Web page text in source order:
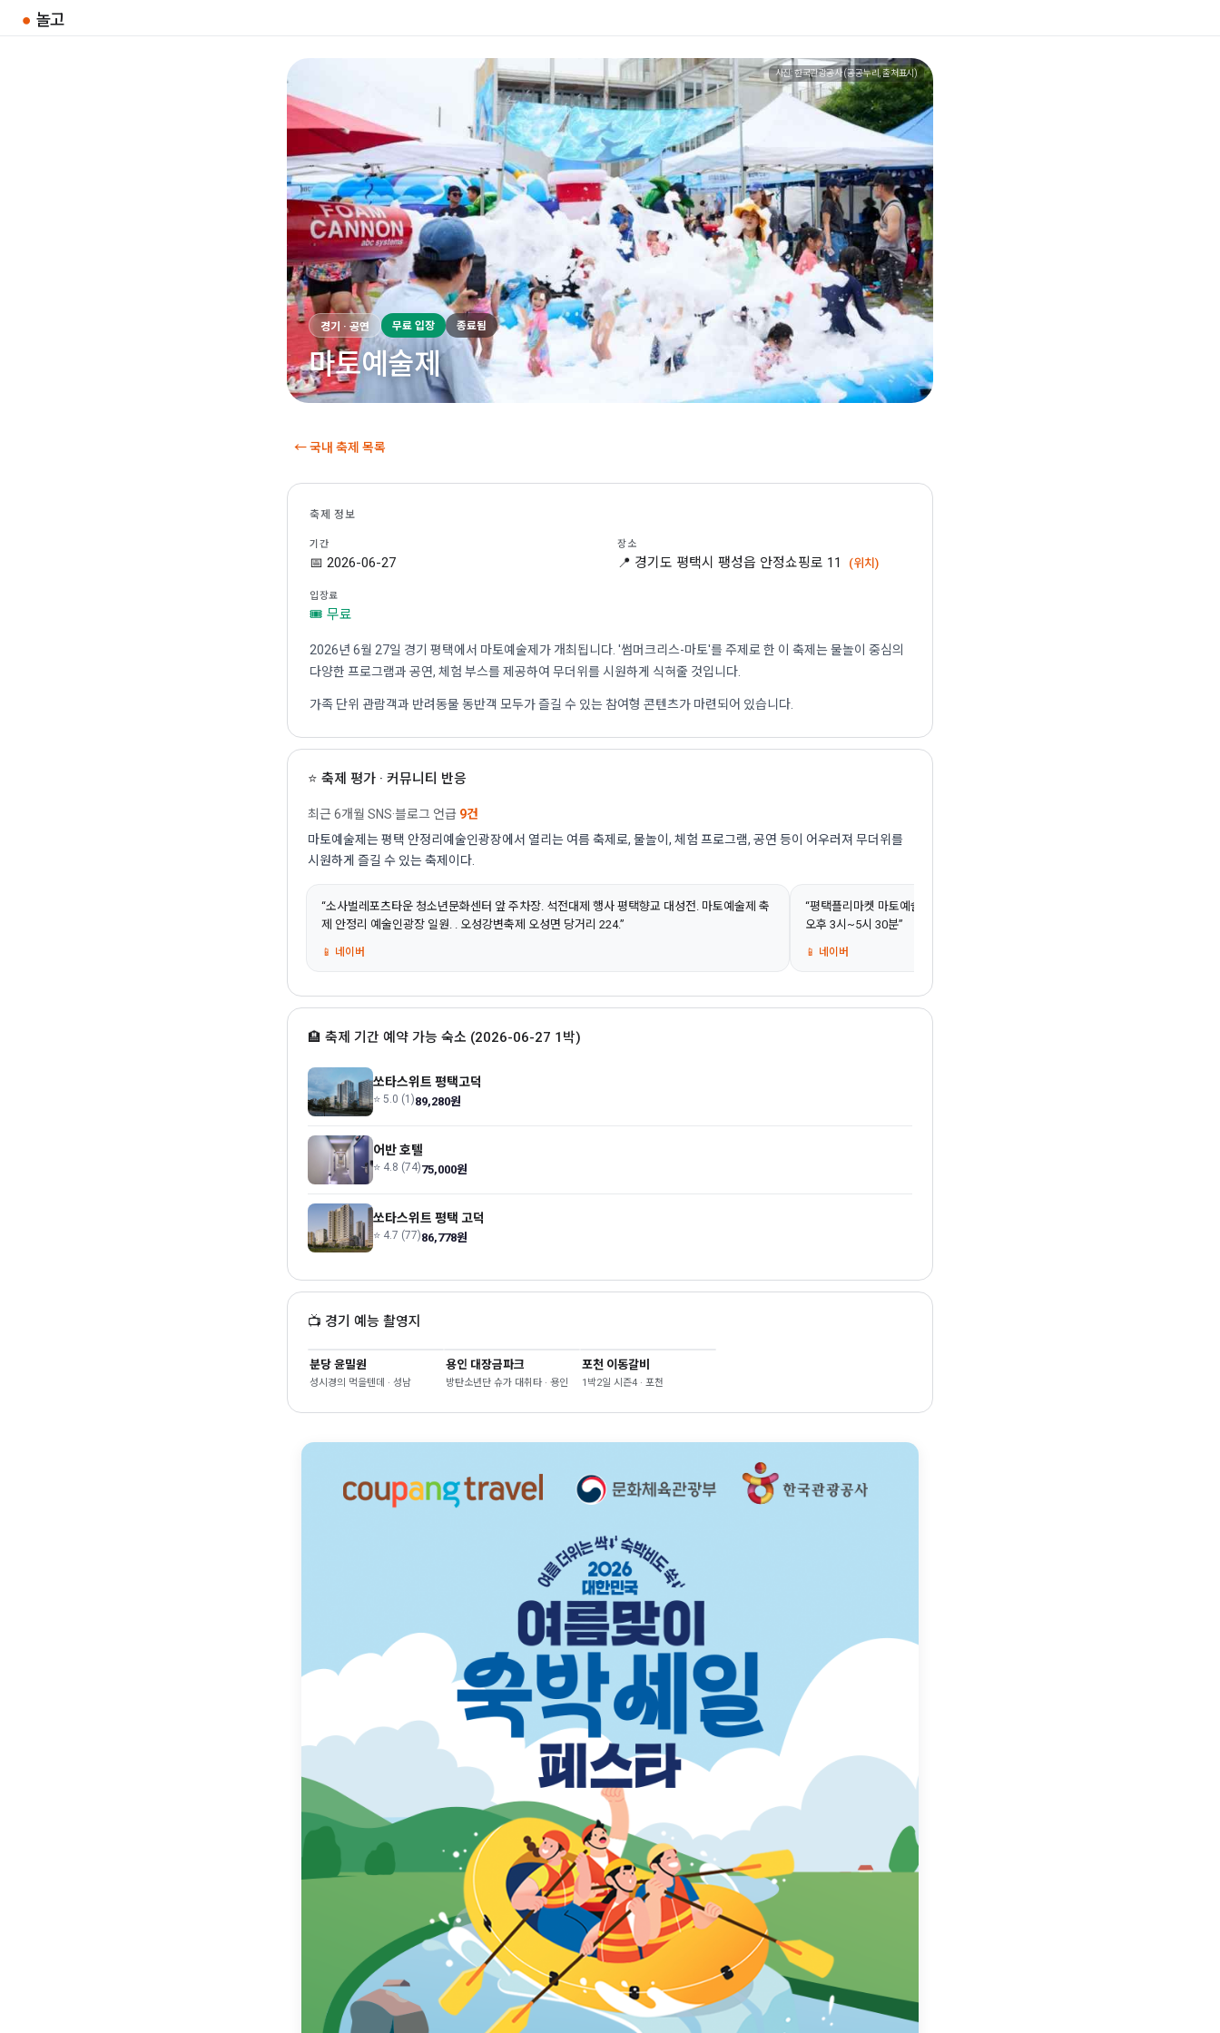
● 놀고
사진: 한국관광공사 (공공누리, 출처표시)
경기 · 공연 무료 입장 종료됨
마토예술제
← 국내 축제 목록
축제 정보
기간
📅 2026-06-27
장소
📍 경기도 평택시 팽성읍 안정쇼핑로 11 (위치)
입장료
🎟 무료
2026년 6월 27일 경기 평택에서 마토예술제가 개최됩니다. '썸머크리스-마토'를 주제로 한 이 축제는 물놀이 중심의
다양한 프로그램과 공연, 체험 부스를 제공하여 무더위를 시원하게 식혀줄 것입니다.
가족 단위 관람객과 반려동물 동반객 모두가 즐길 수 있는 참여형 콘텐츠가 마련되어 있습니다.
⭐ 축제 평가 · 커뮤니티 반응
최근 6개월 SNS·블로그 언급 9건
마토예술제는 평택 안정리예술인광장에서 열리는 여름 축제로, 물놀이, 체험 프로그램, 공연 등이 어우러져 무더위를
시원하게 즐길 수 있는 축제이다.
“소사벌레포츠타운 청소년문화센터 앞 주차장. 석전대제 행사 평택향교 대성전. 마토예술제 축
제 안정리 예술인광장 일원. ​. 오성강변축제 오성면 당거리 224.”
📱 네이버
“평택플리마켓 마토예술제 전화번호: 0507-1334-3083 오전 11시~오후 10시 브레이
오후 3시~5시 30분”
📱 네이버
🏨 축제 기간 예약 가능 숙소 (2026-06-27 1박)
쏘타스위트 평택고덕
⭐ 5.0 (1)89,280원
어반 호텔
⭐ 4.8 (74)75,000원
쏘타스위트 평택 고덕
⭐ 4.7 (77)86,778원
📺 경기 예능 촬영지
분당 윤밀원
성시경의 먹을텐데 · 성남
용인 대장금파크
방탄소년단 슈가 대취타 · 용인
포천 이동갈비
1박2일 시즌4 · 포천